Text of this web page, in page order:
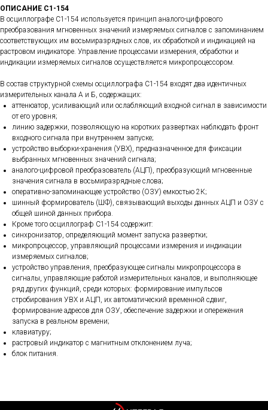
ОПИСАНИЕ С1-154
В осциллографе С1-154 используется принцип аналого-цифрового
преобразования мгновенных значений измеряемых сигналов с запоминанием
соответствующих им восьмиразрядных слов, их обработкой и индикацией на
растровом индикаторе. Управление процессами измерения, обработки и
индикации измеряемых сигналов осуществляется микропроцессором.
В состав структурной схемы осциллографа С1-154 входят два идентичных
измерительных канала А и Б, содержащих:
аттенюатор, усиливающий или ослабляющий входной сигнал в зависимости
от его уровня;
линию задержки, позволяющую на коротких развертках наблюдать фронт
входного сигнала при внутреннем запуске;
устройство выборки-хранения (УВХ), предназначенное для фиксации
выбранных мгновенных значений сигнала;
аналого-цифровой преобразователь (АЦП), преобразующий мгновенные
значения сигнала в восьмиразрядные слова;
оперативно-запоминающее устройство (ОЗУ) емкостью 2К;
шинный формирователь (ШФ), связывающий выходы данных АЦП и ОЗУ с
общей шиной данных прибора.
Кроме того осциллограф С1-154 содержит:
синхронизатор, определяющий момент запуска развертки;
микропроцессор, управляющий процессами измерения и индикации
измеряемых сигналов;
устройство управления, преобразующее сигналы микропроцессора в
сигналы, управляющие работой измерительных каналов, и выполняющее
ряд других функций, среди которых: формирование импульсов
стробирования УВХ и АЦП, их автоматический временной сдвиг,
формирование адресов для ОЗУ, обеспечение задержки и опережения
запуска в реальном времени;
клавиатуру;
растровый индикатор с магнитным отклонением луча;
блок питания.